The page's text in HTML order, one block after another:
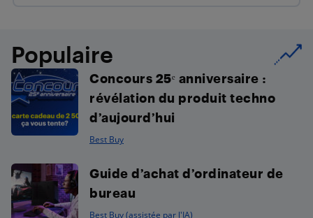
Populaire
Concours 25ᵉ anniversaire :
révélation du produit techno
d’aujourd’hui
Best Buy
Guide d’achat d’ordinateur de
bureau
Best Buy (assistée par l'IA)